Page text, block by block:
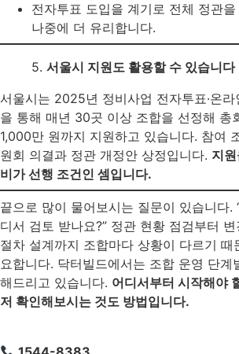
전자투표 도입을 계기로 전체 정관
나중에 더 유리합니다.
5. 서울시 지원도 활용할 수 있습니다
서울시는 2025년 정비사업 전자투표·온
을 통해 매년 30곳 이상 조합을 선정해 총
1,000만 원까지 지원하고 있습니다. 참여
원회 의결과 정관 개정안 상정입니다. 지
비가 선행 조건인 셈입니다.
끝으로 많이 물어보시는 질문이 있습니다.
디서 검토 받나요?” 정관 현황 점검부터
절차 설계까지 조합마다 상황이 다르기 때
요합니다. 닥터빌드에서는 조합 운영 단계
해드리고 있습니다. 어디서부터 시작해야
저 확인해보시는 것도 방법입니다.